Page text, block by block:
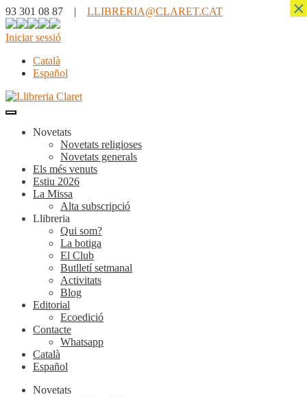
93 301 08 87 | LLIBRERIA@CLARET.CAT
Iniciar sessió
Català
Español
Novetats
Novetats religioses
Novetats generals
Els més venuts
Estiu 2026
La Missa
Alta subscripció
Llibreria
Qui som?
La botiga
El Club
Butlletí setmanal
Activitats
Blog
Editorial
Ecoedició
Contacte
Whatsapp
Català
Español
Novetats
×